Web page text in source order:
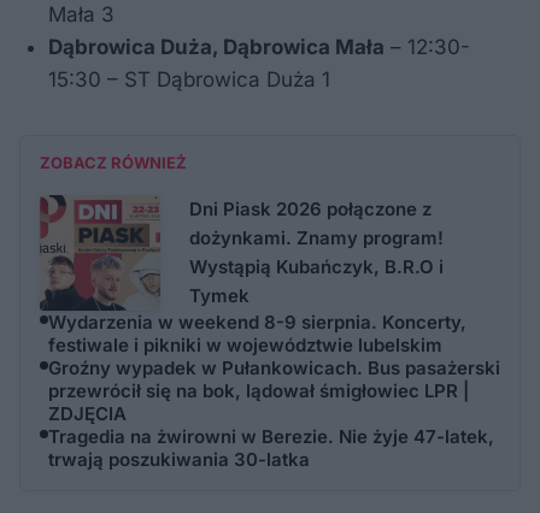
Mała 3
Dąbrowica Duża, Dąbrowica Mała – 12:30-
15:30 – ST Dąbrowica Duża 1
ZOBACZ RÓWNIEŻ
Dni Piask 2026 połączone z
dożynkami. Znamy program!
Wystąpią Kubańczyk, B.R.O i
Tymek
Wydarzenia w weekend 8-9 sierpnia. Koncerty,
festiwale i pikniki w województwie lubelskim
Groźny wypadek w Pułankowicach. Bus pasażerski
przewrócił się na bok, lądował śmigłowiec LPR |
ZDJĘCIA
Tragedia na żwirowni w Berezie. Nie żyje 47-latek,
trwają poszukiwania 30-latka